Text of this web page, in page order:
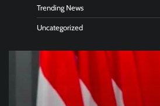
Trending News
Uncategorized